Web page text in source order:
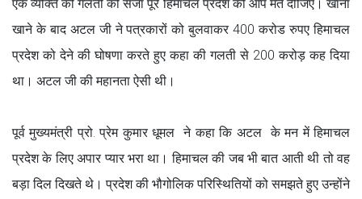
एक व्यक्ति की गलती की सजा पूरे हिमाचल प्रदेश को आप मत दीजिए। खाना
खाने के बाद अटल जी ने पत्रकारों को बुलवाकर 400 करोड रुपए हिमाचल
प्रदेश को देने की घोषणा करते हुए कहा की गलती से 200 करोड़ कह दिया
था। अटल जी की महानता ऐसी थी।
पूर्व मुख्यमंत्री प्रो. प्रेम कुमार धूमल ने कहा कि अटल के मन में हिमाचल
प्रदेश के लिए अपार प्यार भरा था। हिमाचल की जब भी बात आती थी तो वह
बड़ा दिल दिखते थे। प्रदेश की भौगोलिक परिस्थितियों को समझते हुए उन्होंने